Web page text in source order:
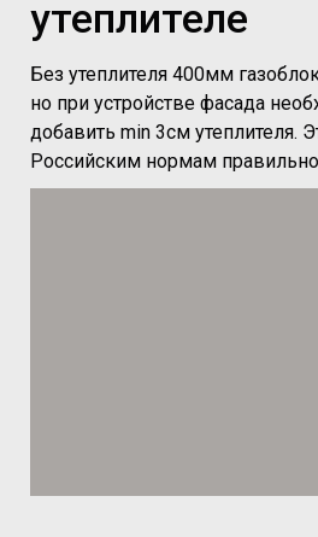
утеплителе
Без утеплителя 400мм
но при устройстве фасада
добавить min 3см утеплителя.
Российским нормам правильно